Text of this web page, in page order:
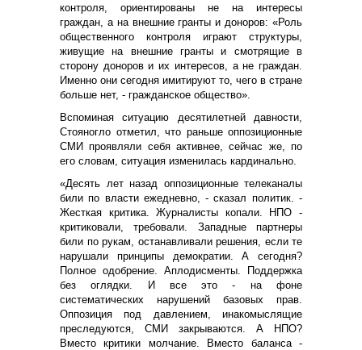
контроля, ориентированы не на интересы
граждан, а на внешние гранты и доноров: «Роль
общественного контроля играют структуры,
живущие на внешние гранты и смотрящие в
сторону доноров и их интересов, а не граждан.
Именно они сегодня имитируют то, чего в стране
больше нет, - гражданское общество».
Вспоминая ситуацию десятилетней давности,
Стояногло отметил, что раньше оппозиционные
СМИ проявляли себя активнее, сейчас же, по
его словам, ситуация изменилась кардинально.
«Десять лет назад оппозиционные телеканалы
били по власти ежедневно, - сказал политик. -
Жесткая критика. Журналисты копали. НПО -
критиковали, требовали. Западные партнеры
били по рукам, останавливали решения, если те
нарушали принципы демократии. А сегодня?
Полное одобрение. Аплодисменты. Поддержка
без оглядки. И все это - на фоне
систематических нарушений базовых прав.
Оппозиция под давлением, инакомыслящие
преследуются, СМИ закрываются. А НПО?
Вместо критики молчание. Вместо баланса -